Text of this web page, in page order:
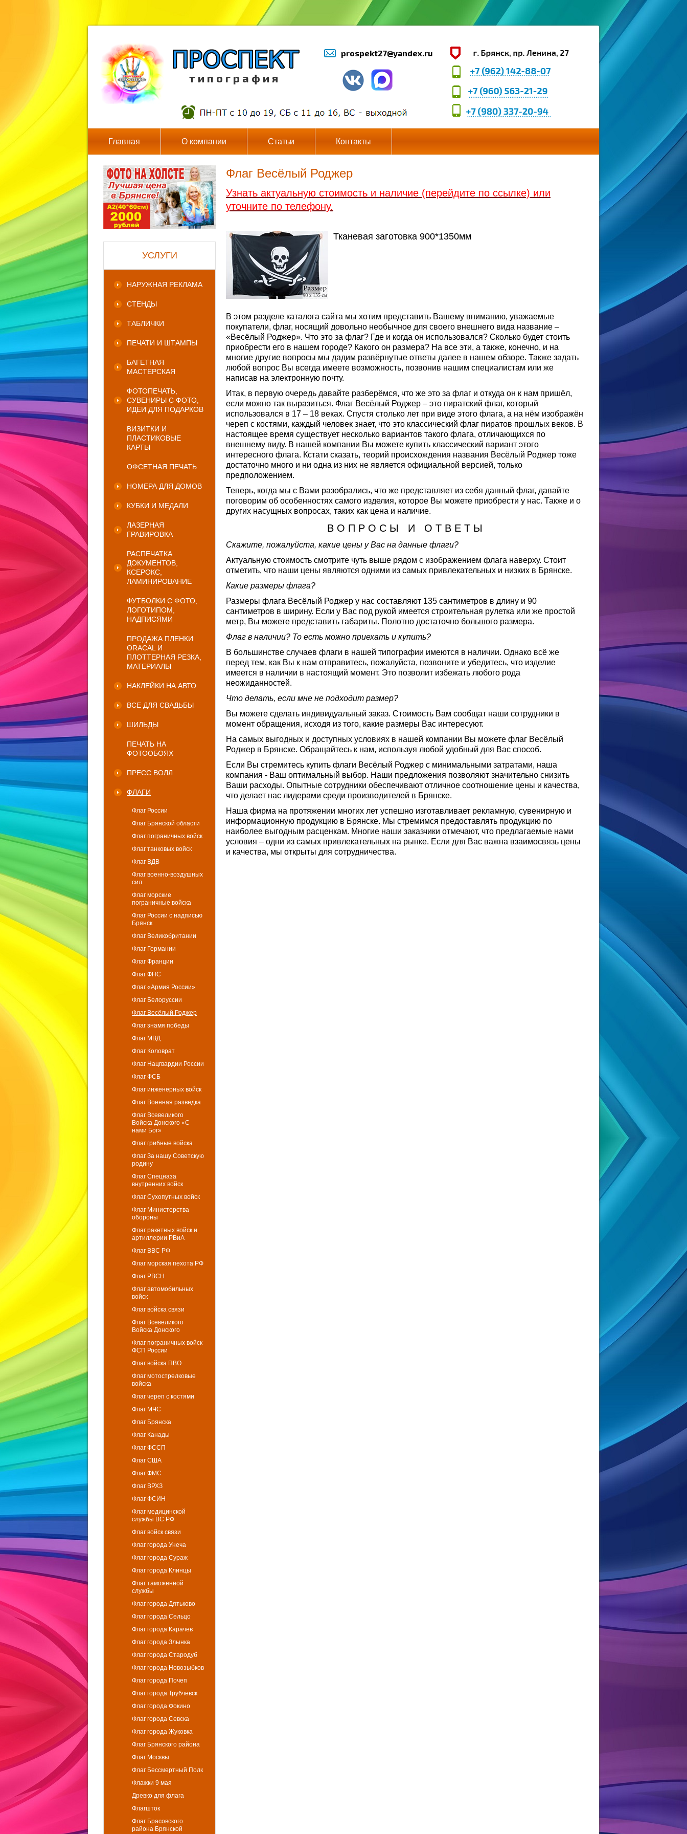
т и п о г р а ф и я
prospekt27@yandex.ru
Главная О компании Статьи Контакты
УСЛУГИ
НАРУЖНАЯ РЕКЛАМА
СТЕНДЫ
ТАБЛИЧКИ
ПЕЧАТИ И ШТАМПЫ
БАГЕТНАЯ
МАСТЕРСКАЯ
ФОТОПЕЧАТЬ,
СУВЕНИРЫ С ФОТО,
ИДЕИ ДЛЯ ПОДАРКОВ
ВИЗИТКИ И
ПЛАСТИКОВЫЕ
КАРТЫ
ОФСЕТНАЯ ПЕЧАТЬ
НОМЕРА ДЛЯ ДОМОВ
КУБКИ И МЕДАЛИ
ЛАЗЕРНАЯ
ГРАВИРОВКА
РАСПЕЧАТКА
ДОКУМЕНТОВ,
КСЕРОКС,
ЛАМИНИРОВАНИЕ
ФУТБОЛКИ С ФОТО,
ЛОГОТИПОМ,
НАДПИСЯМИ
ПРОДАЖА ПЛЕНКИ
ORACAL И
ПЛОТТЕРНАЯ РЕЗКА,
МАТЕРИАЛЫ
НАКЛЕЙКИ НА АВТО
ВСЕ ДЛЯ СВАДЬБЫ
ШИЛЬДЫ
ПЕЧАТЬ НА
ФОТООБОЯХ
ПРЕСС ВОЛЛ
ФЛАГИ
Флаг России
Флаг Брянской области
Флаг пограничных войск
Флаг танковых войск
Флаг ВДВ
Флаг военно-воздушных
сил
Флаг морские
пограничные войска
Флаг России с надписью
Брянск
Флаг Великобритании
Флаг Германии
Флаг Франции
Флаг ФНС
Флаг «Армия России»
Флаг Белоруссии
Флаг Весёлый Роджер
Флаг знамя победы
Флаг МВД
Флаг Коловрат
Флаг Нацгвардии России
Флаг ФСБ
Флаг инженерных войск
Флаг Военная разведка
Флаг Всевеликого
Войска Донского «С
нами Бог»
Флаг грибные войска
Флаг За нашу Советскую
родину
Флаг Спецназа
внутренних войск
Флаг Сухопутных войск
Флаг Министерства
обороны
Флаг ракетных войск и
артиллерии РВиА
Флаг ВВС РФ
Флаг морская пехота РФ
Флаг РВСН
Флаг автомобильных
войск
Флаг войска связи
Флаг Всевеликого
Войска Донского
Флаг пограничных войск
ФСП России
Флаг войска ПВО
Флаг мотострелковые
войска
Флаг череп с костями
Флаг МЧС
Флаг Брянска
Флаг Канады
Флаг ФССП
Флаг США
Флаг ФМС
Флаг ВРХЗ
Флаг ФСИН
Флаг медицинской
службы ВС РФ
Флаг войск связи
Флаг города Унеча
Флаг города Сураж
Флаг города Клинцы
Флаг таможенной
службы
Флаг города Дятьково
Флаг города Сельцо
Флаг города Карачев
Флаг города Злынка
Флаг города Стародуб
Флаг города Новозыбков
Флаг города Почеп
Флаг города Трубчевск
Флаг города Фокино
Флаг города Севска
Флаг города Жуковка
Флаг Брянского района
Флаг Москвы
Флаг Бессмертный Полк
Флажки 9 мая
Древко для флага
Флагшток
Флаг Брасовского
района Брянской
Флаг Весёлый Роджер
Узнать актуальную стоимость и наличие (перейдите по ссылке) или
уточните по телефону.
Тканевая заготовка 900*1350мм
В этом разделе каталога сайта мы хотим представить Вашему вниманию, уважаемые
покупатели, флаг, носящий довольно необычное для своего внешнего вида название –
«Весёлый Роджер». Что это за флаг? Где и когда он использовался? Сколько будет стоить
приобрести его в нашем городе? Какого он размера? На все эти, а также, конечно, и на
многие другие вопросы мы дадим развёрнутые ответы далее в нашем обзоре. Также задать
любой вопрос Вы всегда имеете возможность, позвонив нашим специалистам или же
написав на электронную почту.
Итак, в первую очередь давайте разберёмся, что же это за флаг и откуда он к нам пришёл,
если можно так выразиться. Флаг Весёлый Роджер – это пиратский флаг, который
использовался в 17 – 18 веках. Спустя столько лет при виде этого флага, а на нём изображён
череп с костями, каждый человек знает, что это классический флаг пиратов прошлых веков. В
настоящее время существует несколько вариантов такого флага, отличающихся по
внешнему виду. В нашей компании Вы можете купить классический вариант этого
интересного флага. Кстати сказать, теорий происхождения названия Весёлый Роджер тоже
достаточно много и ни одна из них не является официальной версией, только
предположением.
Теперь, когда мы с Вами разобрались, что же представляет из себя данный флаг, давайте
поговорим об особенностях самого изделия, которое Вы можете приобрести у нас. Также и о
других насущных вопросах, таких как цена и наличие.
В О П Р О С Ы И О Т В Е Т Ы
Скажите, пожалуйста, какие цены у Вас на данные флаги?
Актуальную стоимость смотрите чуть выше рядом с изображением флага наверху. Стоит
отметить, что наши цены являются одними из самых привлекательных и низких в Брянске.
Какие размеры флага?
Размеры флага Весёлый Роджер у нас составляют 135 сантиметров в длину и 90
сантиметров в ширину. Если у Вас под рукой имеется строительная рулетка или же простой
метр, Вы можете представить габариты. Полотно достаточно большого размера.
Флаг в наличии? То есть можно приехать и купить?
В большинстве случаев флаги в нашей типографии имеются в наличии. Однако всё же
перед тем, как Вы к нам отправитесь, пожалуйста, позвоните и убедитесь, что изделие
имеется в наличии в настоящий момент. Это позволит избежать любого рода
неожиданностей.
Что делать, если мне не подходит размер?
Вы можете сделать индивидуальный заказ. Стоимость Вам сообщат наши сотрудники в
момент обращения, исходя из того, какие размеры Вас интересуют.
На самых выгодных и доступных условиях в нашей компании Вы можете флаг Весёлый
Роджер в Брянске. Обращайтесь к нам, используя любой удобный для Вас способ.
Если Вы стремитесь купить флаги Весёлый Роджер с минимальными затратами, наша
компания - Ваш оптимальный выбор. Наши предложения позволяют значительно снизить
Ваши расходы. Опытные сотрудники обеспечивают отличное соотношение цены и качества,
что делает нас лидерами среди производителей в Брянске.
Наша фирма на протяжении многих лет успешно изготавливает рекламную, сувенирную и
информационную продукцию в Брянске. Мы стремимся предоставлять продукцию по
наиболее выгодным расценкам. Многие наши заказчики отмечают, что предлагаемые нами
условия – одни из самых привлекательных на рынке. Если для Вас важна взаимосвязь цены
и качества, мы открыты для сотрудничества.